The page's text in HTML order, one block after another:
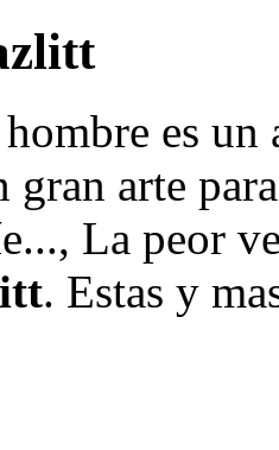
es
gran arte
La peor
. Estas y